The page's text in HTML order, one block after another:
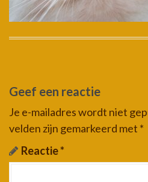
Geef een reactie
Je e-mailadres wordt niet
velden zijn gemarkeerd met *
Reactie*